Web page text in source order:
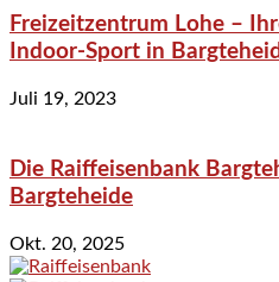
Freizeitzentrum Lohe –
Indoor-Sport in
Juli 19, 2023
Die Raiffeisenbank
Bargteheide
Okt. 20, 2025